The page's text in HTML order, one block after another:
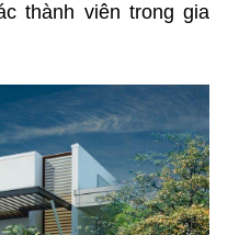
thành viên trong gia